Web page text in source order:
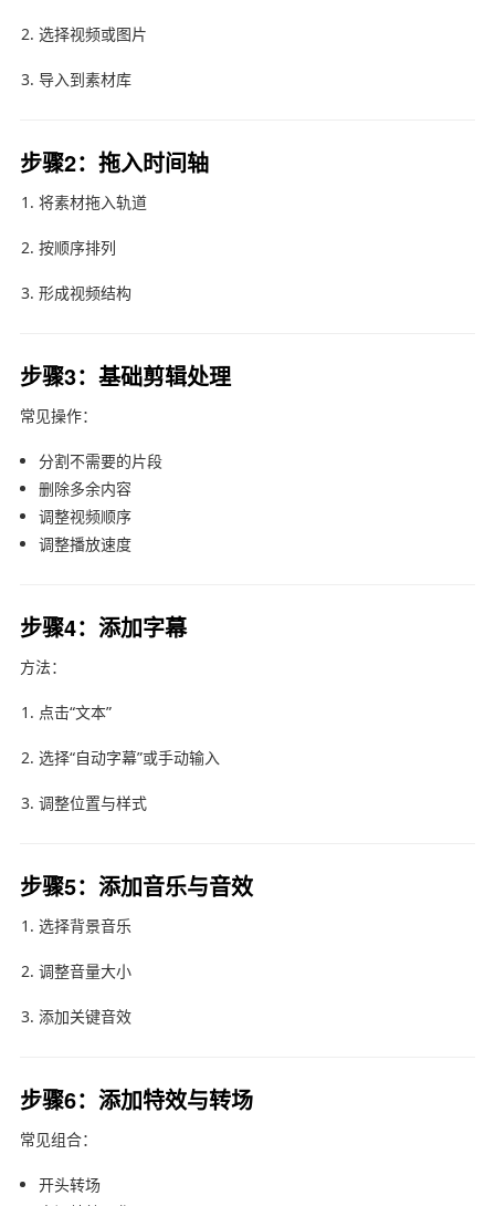
选择视频或图片
导入到素材库
步骤2：拖入时间轴
将素材拖入轨道
按顺序排列
形成视频结构
步骤3：基础剪辑处理
常见操作：
分割不需要的片段
删除多余内容
调整视频顺序
调整播放速度
步骤4：添加字幕
方法：
点击“文本”
选择“自动字幕”或手动输入
调整位置与样式
步骤5：添加音乐与音效
选择背景音乐
调整音量大小
添加关键音效
步骤6：添加特效与转场
常见组合：
开头转场